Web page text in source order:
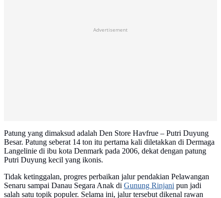
Advertisement
Patung yang dimaksud adalah Den Store Havfrue – Putri Duyung
Besar. Patung seberat 14 ton itu pertama kali diletakkan di Dermaga
Langelinie di ibu kota Denmark pada 2006, dekat dengan patung
Putri Duyung kecil yang ikonis.
Tidak ketinggalan, progres perbaikan jalur pendakian Pelawangan
Senaru sampai Danau Segara Anak di Gunung Rinjani pun jadi
salah satu topik populer. Selama ini, jalur tersebut dikenal rawan